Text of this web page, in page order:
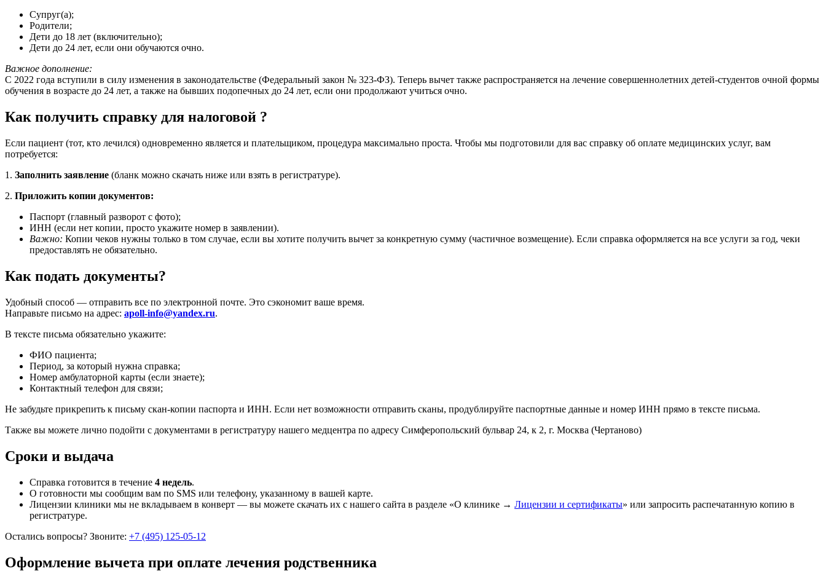
Супруг(а);
Родители;
Дети до 18 лет (включительно);
Дети до 24 лет, если они обучаются очно.
Важное дополнение:
С 2022 года вступили в силу изменения в законодательстве (Федеральный закон № 323-ФЗ). Теперь вычет также распространяется на лечение совершеннолетних детей-студентов очной формы
обучения в возрасте до 24 лет, а также на бывших подопечных до 24 лет, если они продолжают учиться очно.
Как получить справку для налоговой ?
Если пациент (тот, кто лечился) одновременно является и плательщиком, процедура максимально проста. Чтобы мы подготовили для вас справку об оплате медицинских услуг, вам
потребуется:
1. Заполнить заявление (бланк можно скачать ниже или взять в регистратуре).
2. Приложить копии документов:
Паспорт (главный разворот с фото);
ИНН (если нет копии, просто укажите номер в заявлении).
Важно: Копии чеков нужны только в том случае, если вы хотите получить вычет за конкретную сумму (частичное возмещение). Если справка оформляется на все услуги за год, чеки
предоставлять не обязательно.
Как подать документы?
Удобный способ — отправить все по электронной почте. Это сэкономит ваше время.
Направьте письмо на адрес: apoll-info@yandex.ru.
В тексте письма обязательно укажите:
ФИО пациента;
Период, за который нужна справка;
Номер амбулаторной карты (если знаете);
Контактный телефон для связи;
Не забудьте прикрепить к письму скан-копии паспорта и ИНН. Если нет возможности отправить сканы, продублируйте паспортные данные и номер ИНН прямо в тексте письма.
Также вы можете лично подойти с документами в регистратуру нашего медцентра по адресу Симферопольский бульвар 24, к 2, г. Москва (Чертаново)
Сроки и выдача
Справка готовится в течение 4 недель.
О готовности мы сообщим вам по SMS или телефону, указанному в вашей карте.
Лицензии клиники мы не вкладываем в конверт — вы можете скачать их с нашего сайта в разделе «О клинике → Лицензии и сертификаты» или запросить распечатанную копию в
регистратуре.
Остались вопросы? Звоните: +7 (495) 125-05-12
Оформление вычета при оплате лечения родственника